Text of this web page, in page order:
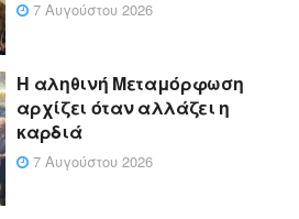
7 Αυγούστου 2026
Η αληθινή Μεταμόρφωση
αρχίζει όταν αλλάζει η
καρδιά
7 Αυγούστου 2026